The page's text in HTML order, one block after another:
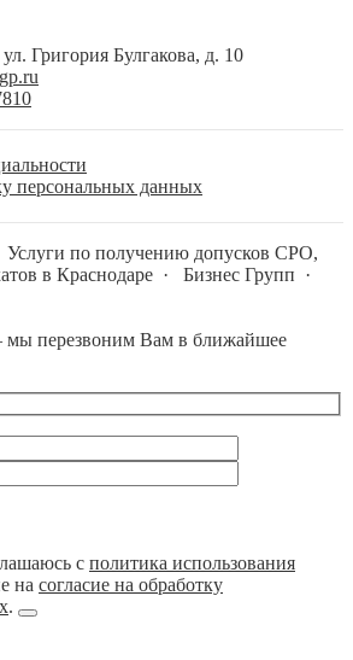
Григория Булгакова, д. 10
персональных данных
Услуги по получению допусков СРО,
в Краснодаре · Бизнес Групп ·
мы перезвоним Вам в ближайшее
с политика использования
на согласие на обработку
.